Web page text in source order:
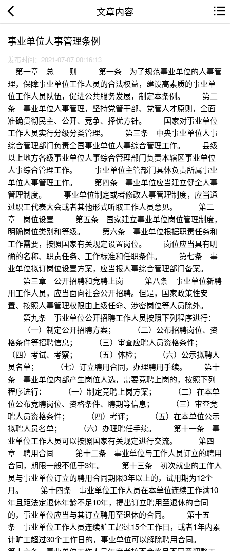
文章内容
事业单位人事管理条例
发布时间：2021-07-07 00:16:13
第一章 总 则 第一条 为了规范事业单位的人事管
理，保障事业单位工作人员的合法权益，建设高素质的事业单
位工作人员队伍，促进公共服务发展，制定本条例。 第二
条 事业单位人事管理，坚持党管干部、党管人才原则，全面
准确贯彻民主、公开、竞争、择优方针。 国家对事业单位
工作人员实行分级分类管理。 第三条 中央事业单位人事
综合管理部门负责全国事业单位人事综合管理工作。 县级
以上地方各级事业单位人事综合管理部门负责本辖区事业单位
人事综合管理工作。 事业单位主管部门具体负责所属事业
单位人事管理工作。 第四条 事业单位应当建立健全人事
管理制度。 事业单位制定或者修改人事管理制度，应当通
过职工代表大会或者其他形式听取工作人员意见。 第二
章 岗位设置 第五条 国家建立事业单位岗位管理制度，
明确岗位类别和等级。 第六条 事业单位根据职责任务和
工作需要，按照国家有关规定设置岗位。 岗位应当具有明
确的名称、职责任务、工作标准和任职条件。 第七条 事
业单位拟订岗位设置方案，应当报人事综合管理部门备案。
第三章 公开招聘和竞聘上岗 第八条 事业单位新聘
用工作人员，应当面向社会公开招聘。但是，国家政策性安
置、按照人事管理权限由上级任命、涉密岗位等人员除外。
第九条 事业单位公开招聘工作人员按照下列程序进行：
（一）制定公开招聘方案； （二）公布招聘岗位、资
格条件等招聘信息； （三）审查应聘人员资格条件；
（四）考试、考察； （五）体检； （六）公示拟聘人
员名单； （七）订立聘用合同，办理聘用手续。 第十
条 事业单位内部产生岗位人选，需要竞聘上岗的，按照下列
程序进行： （一）制定竞聘上岗方案； （二）在本单
位公布竞聘岗位、资格条件、聘期等信息； （三）审查竞
聘人员资格条件； （四）考评； （五）在本单位公示
拟聘人员名单； （六）办理聘任手续。 第十一条 事
业单位工作人员可以按照国家有关规定进行交流。 第四
章 聘用合同 第十二条 事业单位与工作人员订立的聘用
合同，期限一般不低于3年。 第十三条 初次就业的工作人
员与事业单位订立的聘用合同期限3年以上的，试用期为12个
月。 第十四条 事业单位工作人员在本单位连续工作满10
年且距法定退休年龄不足10年，提出订立聘用至退休的合同
的，事业单位应当与其订立聘用至退休的合同。 第十五
条 事业单位工作人员连续旷工超过15个工作日，或者1年内累
计旷工超过30个工作日的，事业单位可以解除聘用合同。